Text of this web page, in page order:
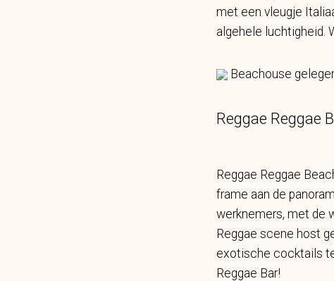
met een vleugje
algehele luchtigheid.
Beachouse
Reggae Reggae
Reggae Reggae
frame aan de
werknemers, met de
Reggae scene host
exotische cocktails
Reggae Bar!